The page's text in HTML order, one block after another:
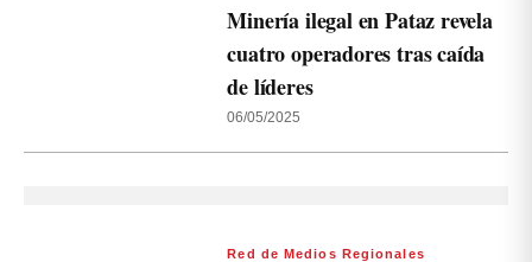
Minería ilegal en Pataz revela
cuatro operadores tras caída
de líderes
06/05/2025
Red de Medios Regionales